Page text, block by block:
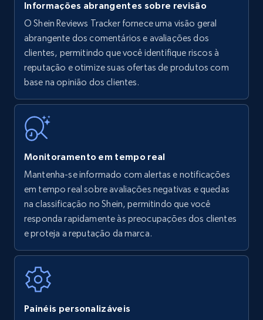
Amazon products - find products by using
upc numbers
Title, Seller name, Brand, Description, Initial
price, Currency, Availability, Reviews count, and
35.3K+
Amazon Reviews
URL, Product name, Product rating, Product
rating object, Product rating max, Rating,
Author name, Asin, and more.
Informações abrangentes sobre revisão
O Shein Reviews Tracker fornece uma visão geral
abrangente dos comentários e avaliações dos
clientes, permitindo que você identifique riscos à
reputação e otimize suas ofertas de produtos com
base na opinião dos clientes.
Monitoramento em tempo real
Mantenha-se informado com alertas e notificações
em tempo real sobre avaliações negativas e quedas
na classificação no Shein, permitindo que você
responda rapidamente às preocupações dos clientes
e proteja a reputação da marca.
Painéis personalizáveis